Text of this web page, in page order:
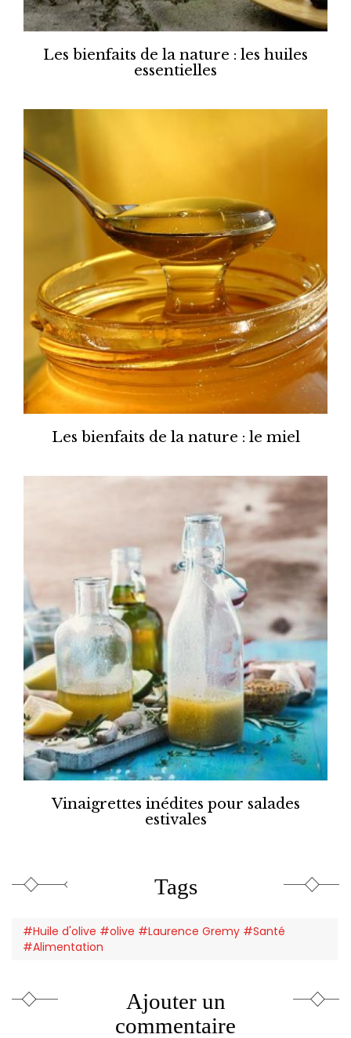
Les bienfaits de la nature : les huiles
essentielles
Les bienfaits de la nature : le miel
Vinaigrettes inédites pour salades
estivales
Tags
#Huile d'olive #olive #Laurence Gremy #Santé
#Alimentation
Ajouter un
commentaire